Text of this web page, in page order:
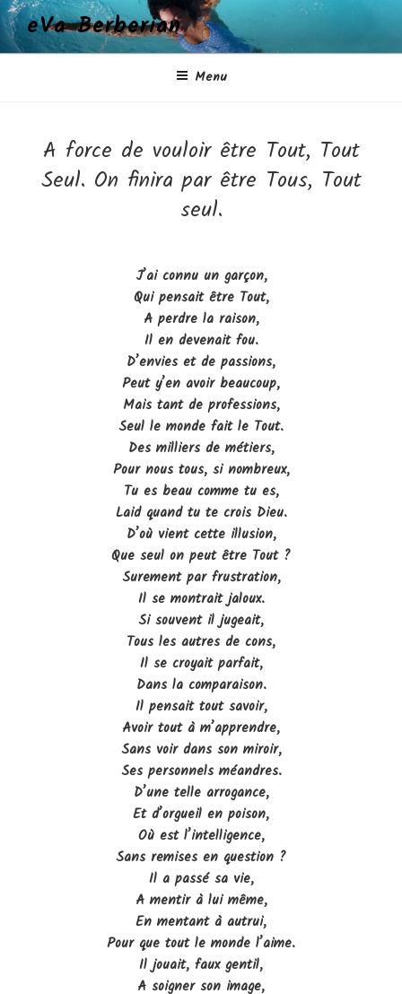
Aller
au
contenu
eVa Berberian
Menu
A force de vouloir être Tout, Tout
Seul. On finira par être Tous, Tout
seul.
J’ai connu un garçon,
Qui pensait être Tout,
A perdre la raison,
Il en devenait fou.
D’envies et de passions,
Peut y’en avoir beaucoup,
Mais tant de professions,
Seul le monde fait le Tout.
Des milliers de métiers,
Pour nous tous, si nombreux,
Tu es beau comme tu es,
Laid quand tu te crois Dieu.
D’où vient cette illusion,
Que seul on peut être Tout ?
Surement par frustration,
Il se montrait jaloux.
Si souvent il jugeait,
Tous les autres de cons,
Il se croyait parfait,
Dans la comparaison.
Il pensait tout savoir,
Avoir tout à m’apprendre,
Sans voir dans son miroir,
Ses personnels méandres.
D’une telle arrogance,
Et d’orgueil en poison,
Où est l’intelligence,
Sans remises en question ?
Il a passé sa vie,
A mentir à lui même,
En mentant à autrui,
Pour que tout le monde l’aime.
Il jouait, faux gentil,
A soigner son image,